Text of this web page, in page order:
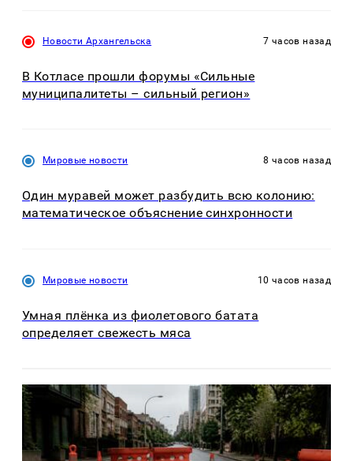
Новости Архангельска 7 часов назад
В Котласе прошли форумы «Сильные
муниципалитеты – сильный регион»
Мировые новости 8 часов назад
Один муравей может разбудить всю колонию:
математическое объяснение синхронности
Мировые новости 10 часов назад
Умная плёнка из фиолетового батата
определяет свежесть мяса